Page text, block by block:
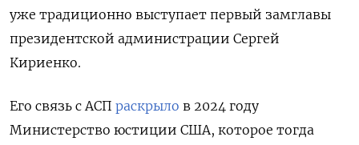
уже традиционно выступает первый замглавы
президентской администрации Сергей
Кириенко.
Его связь с АСП раскрыло в 2024 году
Министерство юстиции США, которое тогда